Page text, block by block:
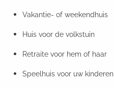
Vakantie- of weekendhuis
Huis voor de volkstuin
Retraite voor hem of haar
Speelhuis voor uw kinderen